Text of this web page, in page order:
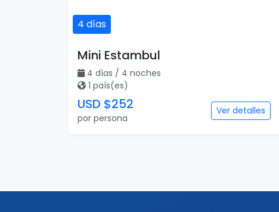
4 días
Mini Estambul
4 días / 4 noches
1 país(es)
USD $252
por persona
Ver detalles